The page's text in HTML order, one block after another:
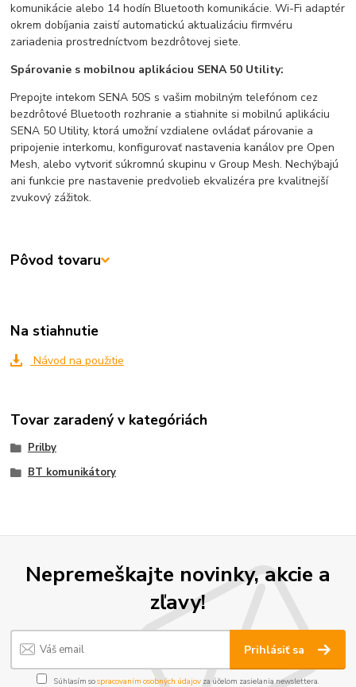
komunikácie alebo 14 hodín Bluetooth komunikácie. Wi-Fi adaptér
okrem dobíjania zaistí automatickú aktualizáciu firmvéru
zariadenia prostredníctvom bezdrôtovej siete.
Spárovanie s mobilnou aplikáciou SENA 50 Utility:
Prepojte intekom SENA 50S s vašim mobilným telefónom cez
bezdrôtové Bluetooth rozhranie a stiahnite si mobilnú aplikáciu
SENA 50 Utility, ktorá umožní vzdialene ovládať párovanie a
pripojenie interkomu, konfigurovať nastavenia kanálov pre Open
Mesh, alebo vytvoriť súkromnú skupinu v Group Mesh. Nechýbajú
ani funkcie pre nastavenie predvolieb ekvalizéra pre kvalitnejší
zvukový zážitok.
Pôvod tovaru
Na stiahnutie
Návod na použitie
Tovar zaradený v kategóriách
Prilby
BT komunikátory
Nepremeškajte novinky, akcie a
zľavy!
Prihlásiť sa
Súhlasím sospracovaním osobných údajov za účelom zasielania newslettera.